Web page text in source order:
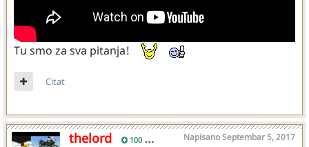
Tu smo za sva pitanja!
Citat
thelord 100 NapisanoSeptembar 5, 2017